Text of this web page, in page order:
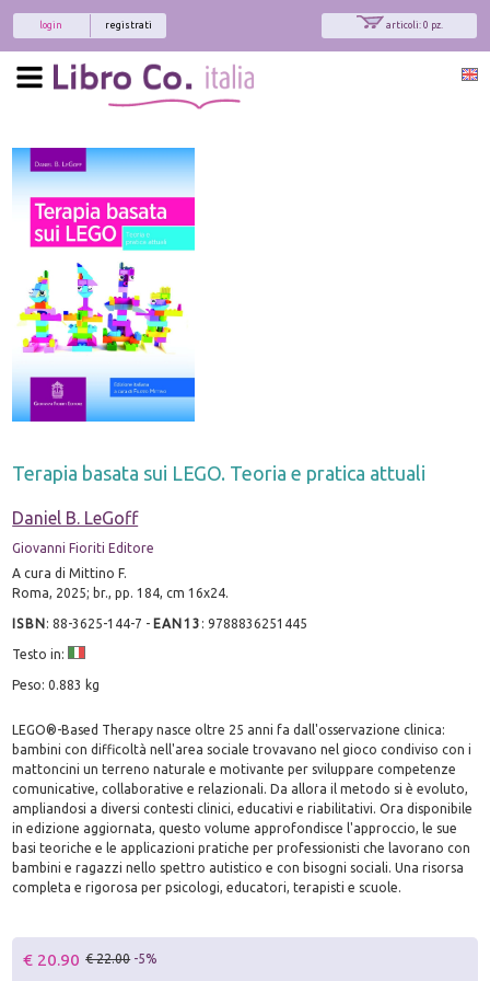
articoli: 0 pz.
registrati
login
Terapia basata sui LEGO. Teoria e pratica attuali
Daniel B. LeGoff
Giovanni Fioriti Editore
A cura di Mittino F.
Roma, 2025; br., pp. 184, cm 16x24.
ISBN:88-3625-144-7 - EAN13 :9788836251445
Testo in:
Peso: 0.883 kg
LEGO®-Based Therapy nasce oltre 25 anni fa dall'osservazione clinica:
bambini con difficoltà nell'area sociale trovavano nel gioco condiviso con i
mattoncini un terreno naturale e motivante per sviluppare competenze
comunicative, collaborative e relazionali. Da allora il metodo si è evoluto,
ampliandosi a diversi contesti clinici, educativi e riabilitativi. Ora disponibile
in edizione aggiornata, questo volume approfondisce l'approccio, le sue
basi teoriche e le applicazioni pratiche per professionisti che lavorano con
bambini e ragazzi nello spettro autistico e con bisogni sociali. Una risorsa
completa e rigorosa per psicologi, educatori, terapisti e scuole.
€ 20.90 € 22.00 -5%